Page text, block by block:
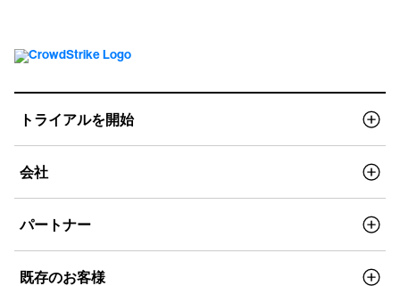
トライアルを開始
会社
パートナー
既存のお客様